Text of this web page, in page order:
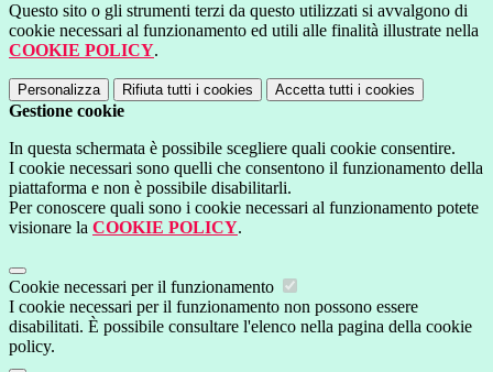
Questo sito o gli strumenti terzi da questo utilizzati si avvalgono di
cookie necessari al funzionamento ed utili alle finalità illustrate nella
COOKIE POLICY.
Personalizza Rifiuta tutti i cookies Accetta tutti i cookies
Gestione cookie
In questa schermata è possibile scegliere quali cookie consentire.
I cookie necessari sono quelli che consentono il funzionamento della
piattaforma e non è possibile disabilitarli.
Per conoscere quali sono i cookie necessari al funzionamento potete
visionare la COOKIE POLICY.
Cookie necessari per il funzionamento
I cookie necessari per il funzionamento non possono essere
disabilitati. È possibile consultare l'elenco nella pagina della cookie
policy.